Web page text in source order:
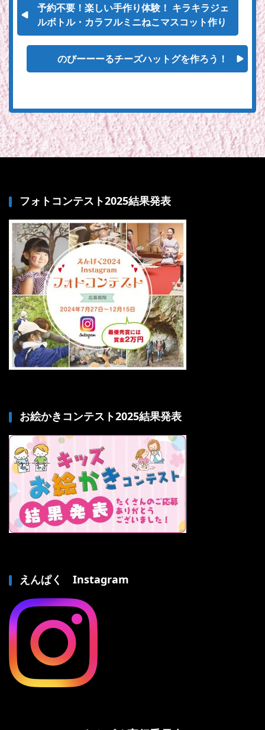
予約不要！楽しい手作り体験！ キラキラジェ
ルボトル・カラフルミニねこマスコット作り
のびーーーるチーズハットグを作ろう！
フォトコンテスト2025結果発表
お絵かきコンテスト2025結果発表
えんぱく Instagram